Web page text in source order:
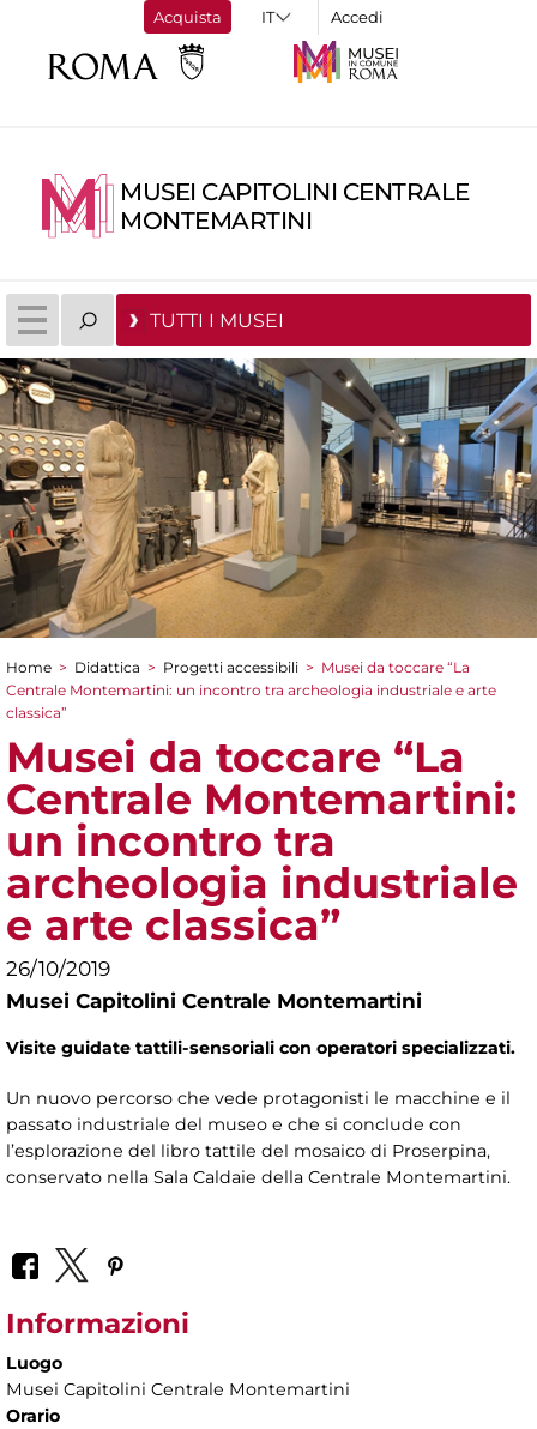
Acquista Accedi
MUSEI CAPITOLINI CENTRALE
MONTEMARTINI
TUTTI I MUSEI
Tu sei qui
Home > Didattica > Progetti accessibili > Musei da toccare “La
Centrale Montemartini: un incontro tra archeologia industriale e arte
classica”
Musei da toccare “La
Centrale Montemartini:
un incontro tra
archeologia industriale
e arte classica”
26/10/2019
Musei Capitolini Centrale Montemartini
Visite guidate tattili-sensoriali con operatori specializzati.
Un nuovo percorso che vede protagonisti le macchine e il
passato industriale del museo e che si conclude con
l’esplorazione del libro tattile del mosaico di Proserpina,
conservato nella Sala Caldaie della Centrale Montemartini.
Informazioni
Luogo
Musei Capitolini Centrale Montemartini
Orario